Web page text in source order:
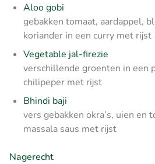
Aloo gobi
gebakken tomaat, aardappel,
koriander in een curry met rijst
Vegetable jal-firezie
verschillende groenten in een
chilipeper met rijst
Bhindi baji
vers gebakken okra’s, uien en
massala saus met rijst
Nagerecht